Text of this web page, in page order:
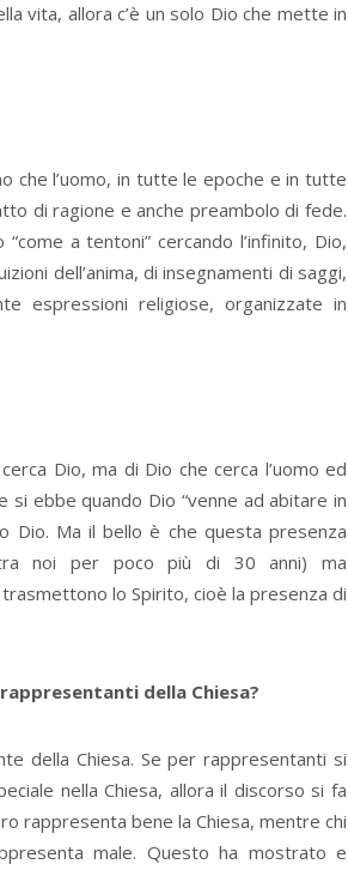
vita, allora c’è un solo Dio che mette in
che l’uomo, in tutte le epoche e in tutte
di ragione e anche preambolo di fede.
a tentoni” cercando l’infinito, Dio,
dell’anima, di insegnamenti di saggi,
espressioni religiose, organizzate in
Dio, ma di Dio che cerca l’uomo ed
si ebbe quando Dio “venne ad abitare in
Dio. Ma il bello è che questa presenza
noi per poco più di 30 anni) ma
lo Spirito, cioè la presenza di
della Chiesa?
della Chiesa. Se per rappresentanti si
nella Chiesa, allora il discorso si fa
rappresenta bene la Chiesa, mentre chi
male. Questo ha mostrato e